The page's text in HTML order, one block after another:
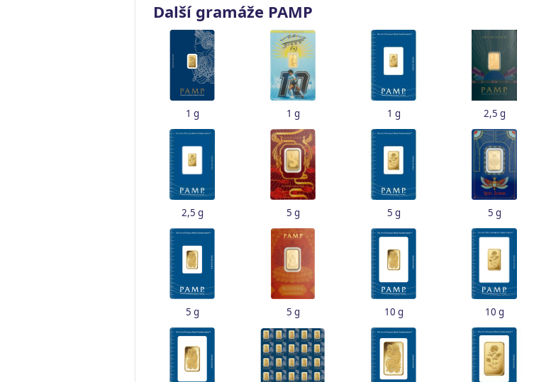
Další gramáže PAMP
1 g 1 g 1 g 2,5 g
2,5 g 5 g 5 g 5 g
5 g 5 g 10 g 10 g